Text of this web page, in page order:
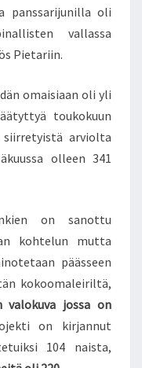
panssarijunilla oli
vallassa
Pietariin.
omaisiaan oli yli
toukokuun
siirretyistä arviolta
olleen 341
on sanottu
kohtelun mutta
päässeen
kokoomaleiriltä,
valokuva jossa on
on kirjannut
104 naista,